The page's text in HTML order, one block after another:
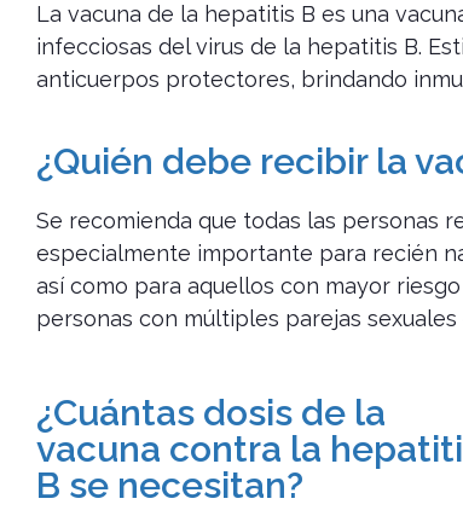
La vacuna de la hepatitis B es una
infecciosas del virus de la hepatitis B.
anticuerpos protectores, brindando
¿Quién debe recibir la
Se recomienda que todas las personas
especialmente importante para recién
así como para aquellos con mayor
personas con múltiples parejas
¿Cuántas dosis de la
vacuna contra la
B se necesitan?